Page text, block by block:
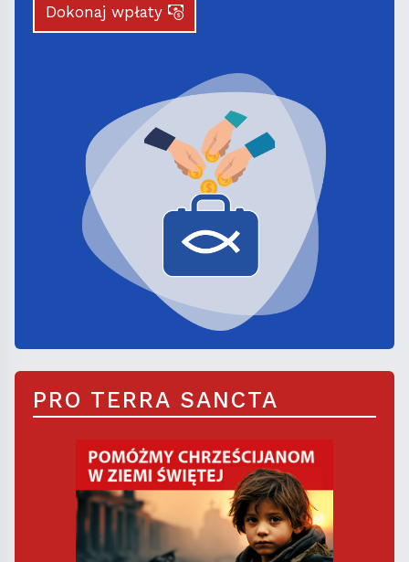
Dokonaj wpłaty
PRO TERRA SANCTA